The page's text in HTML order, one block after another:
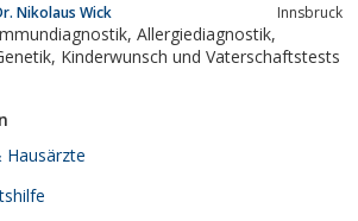
Nikolaus Wick Innsbruck
Hausärzte